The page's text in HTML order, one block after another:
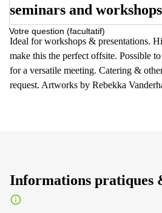
Votre question (facultatif)
seminars and
Ideal for workshops & presentations.
make this the perfect offsite. Possible
for a versatile meeting. Catering &
request. Artworks by Rebekka
Informations pratiques